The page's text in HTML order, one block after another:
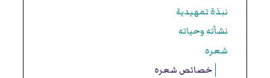
نبذة تمهيدية
نشأته وحياته
شعره
خصائص شعره